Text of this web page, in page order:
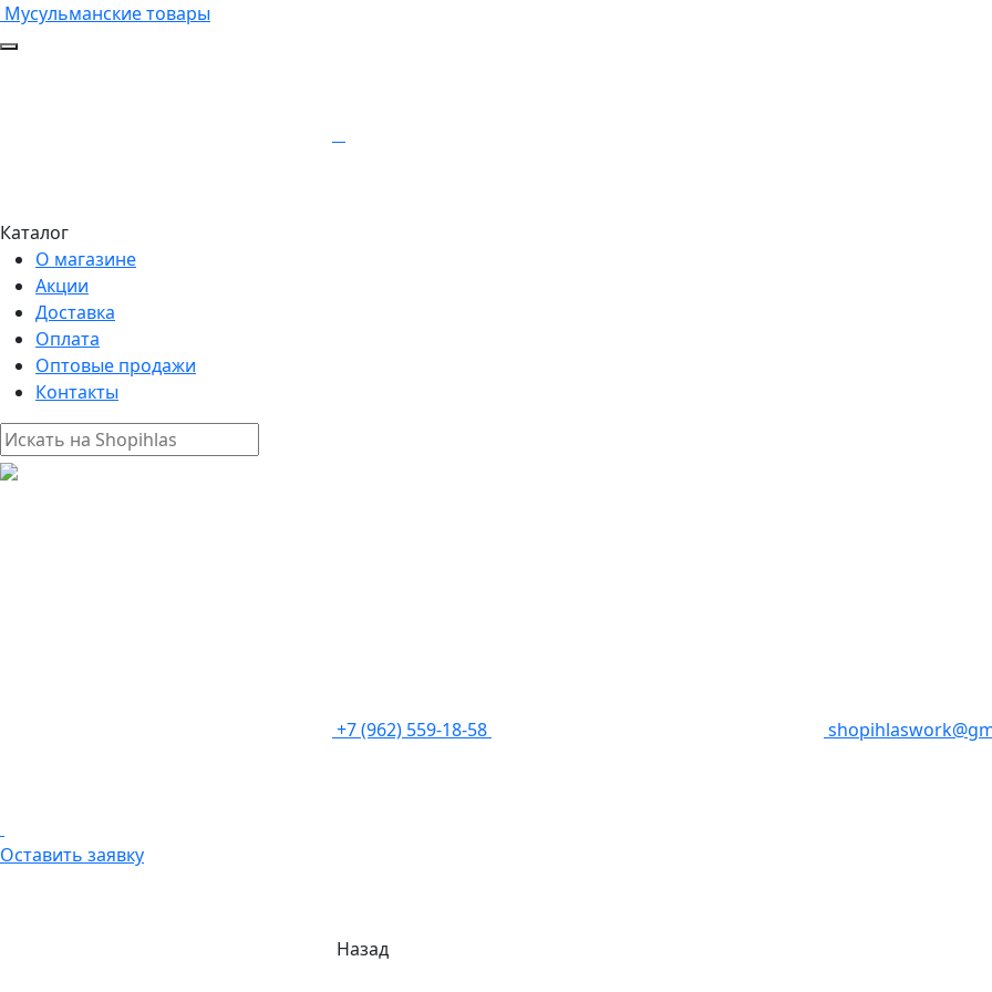
Мусульманские товары
Каталог
О магазине
Акции
Доставка
Оплата
Оптовые продажи
Контакты
+7 (962) 559-18-58
Оставить заявку
Назад